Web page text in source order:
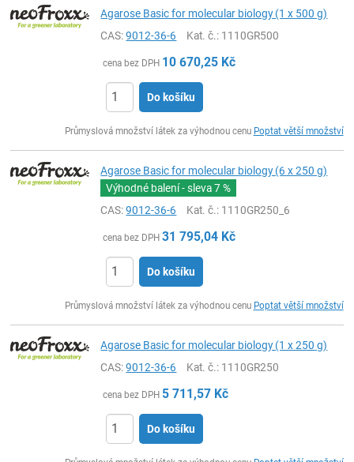
Agarose Basic for molecular biology (1 x 500 g)
CAS:9012-36-6 Kat. č.: 1110GR500
cena bez DPH 10 670,25 Kč
Do košíku
Průmyslová množství látek za výhodnou cenu Poptat větší množství
Agarose Basic for molecular biology (6 x 250 g)
Výhodné balení - sleva7 %
CAS:9012-36-6 Kat. č.: 1110GR250_6
cena bez DPH 31 795,04 Kč
Do košíku
Průmyslová množství látek za výhodnou cenu Poptat větší množství
Agarose Basic for molecular biology (1 x 250 g)
CAS:9012-36-6 Kat. č.: 1110GR250
cena bez DPH 5 711,57 Kč
Do košíku